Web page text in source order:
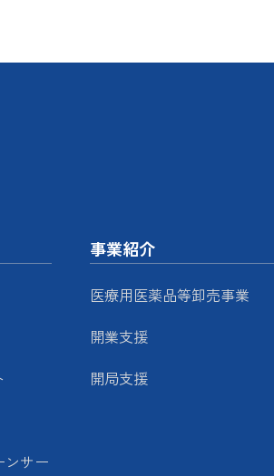
ンサー
事業紹介
医療用医薬品等卸売事業
開業支援
開局支援